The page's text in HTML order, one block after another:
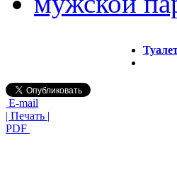
E-mail
| Печать |
PDF